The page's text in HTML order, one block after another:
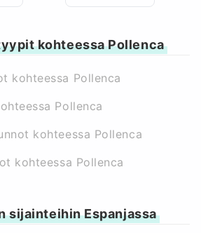
kohteessa Pollenca
kohteessa Pollenca
Pollenca
kohteessa Pollenca
kohteessa Pollenca
sijainteihin Espanjassa